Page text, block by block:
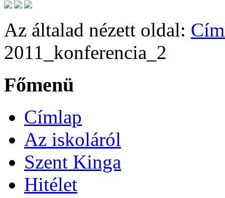
Az általad nézett oldal:
2011_konferencia_2
Főmenü
Címlap
Az iskoláról
Szent Kinga
Hitélet